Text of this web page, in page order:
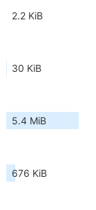
2.2 KiB
30 KiB
5.4 MiB
676 KiB